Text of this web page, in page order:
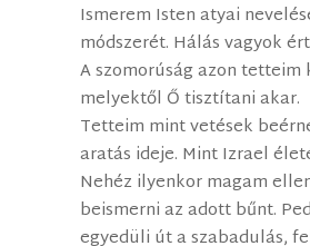
Ismerem Isten atyai
módszerét. Hálás vagyok
A szomorúság azon tetteim
melyektől Ő tisztítani akar.
Tetteim mint vetések
aratás ideje. Mint Izrael
Nehéz ilyenkor magam
beismerni az adott bűnt.
egyedüli út a szabadulás,